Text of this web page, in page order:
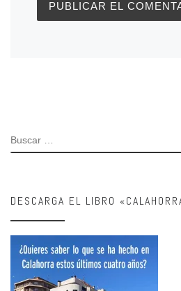
BUSCAR
DESCARGA EL LIBRO